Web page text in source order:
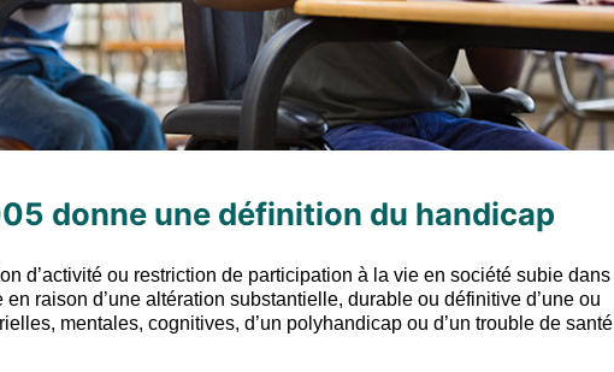
donne une définition du handicap
d’activité ou restriction de participation à la vie en société subie dans
raison d’une altération substantielle, durable ou définitive d’une ou
mentales, cognitives, d’un polyhandicap ou d’un trouble de santé